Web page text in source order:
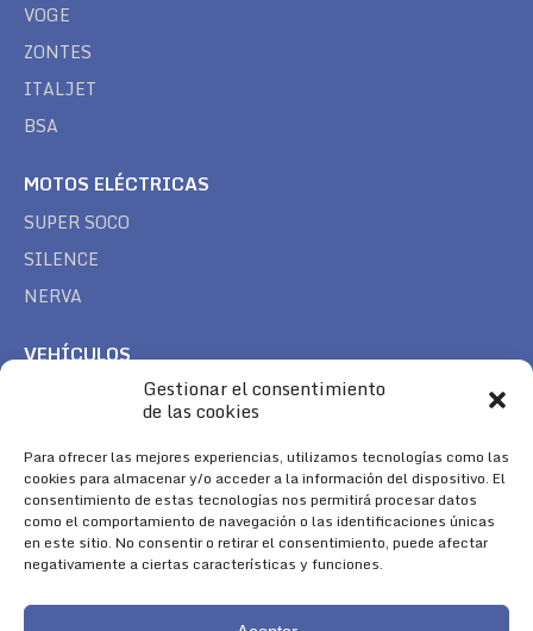
Gestionar el consentimiento
de las cookies
Para ofrecer las mejores experiencias, utilizamos tecnologías como las
cookies para almacenar y/o acceder a la información del dispositivo. El
consentimiento de estas tecnologías nos permitirá procesar datos
como el comportamiento de navegación o las identificaciones únicas
en este sitio. No consentir o retirar el consentimiento, puede afectar
negativamente a ciertas características y funciones.
VOGE
ZONTES
ITALJET
BSA
MOTOS ELÉCTRICAS
SUPER SOCO
SILENCE
NERVA
VEHÍCULOS
TREK
SÍGUENOS
Encuéntranos en:
Facebook
page
YouTube
page
Instagram
page